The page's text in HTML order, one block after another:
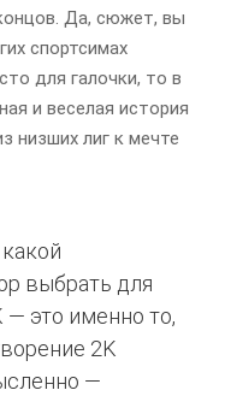
Да, сюжет, вы
спортсимах
для галочки, то в
и веселая история
низших лиг к мечте
выбрать для
— это именно то,
2K
—